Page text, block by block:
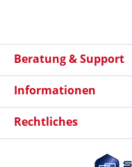
Beratung & Support
Informationen
Rechtliches